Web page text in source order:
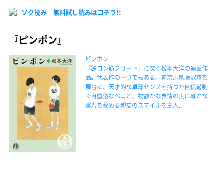
ソク読み 無料試し読みはコチラ!!
『ピンポン』
ピンポン
『鉄コン筋クリート』に次ぐ松本大洋の連載作
品。代表作の一つでもある。神奈川県藤沢市を
舞台に、天才的な卓球センスを持つが自信過剰
で自堕落なペコと、物静かな表情の奥に確かな
実力を秘める親友のスマイルを主人...